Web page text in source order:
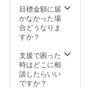
目標金額に届
かなかった場
合どうなりま
すか？
支援で困った
時はどこに相
談したらいい
ですか？